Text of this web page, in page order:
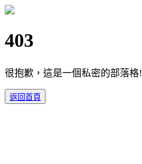
403
很抱歉，這是一個私密的部落格
返回首頁